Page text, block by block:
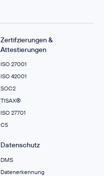
Zertifzierungen &
Attestierungen
ISO 27001
ISO 42001
SOC2
TISAX®
ISO 27701
C5
Datenschutz
DMS
Datenerkennung